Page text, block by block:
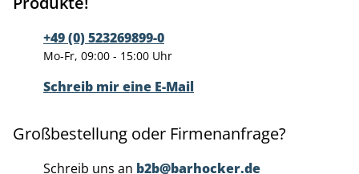
+49 (0) 523269899-0
Mo-Fr, 09:00 - 15:00 Uhr
Schreib mir eine E-Mail
Großbestellung oder Firmenanfrage?
Schreib uns an b2b@barhocker.de